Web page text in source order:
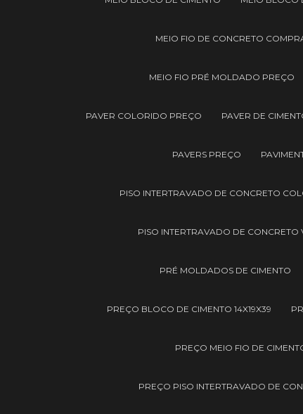
MEIO FIO DE CONCRETO
MEIO FIO PRÉ MOLDADO PREÇO
PAVER COLORIDO PREÇO PAVER DE
PAVERS PREÇO
PISO INTERTRAVADO DE CONCRETO
PISO INTERTRAVADO DE CONCRETO
PRÉ MOLDADOS DE CIMENTO
PREÇO BLOCO DE CIMENTO 14X19X39
PREÇO MEIO FIO DE
PREÇO PISO INTERTRAVADO DE